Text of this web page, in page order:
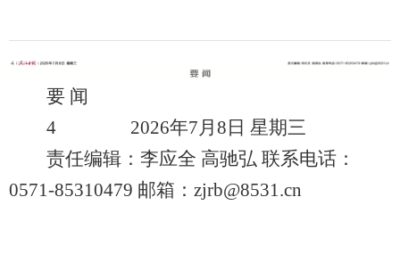
要 闻
4 2026年7月8日 星期三
责任编辑：李应全 高驰弘 联系电话：
0571-85310479 邮箱：zjrb@8531.cn